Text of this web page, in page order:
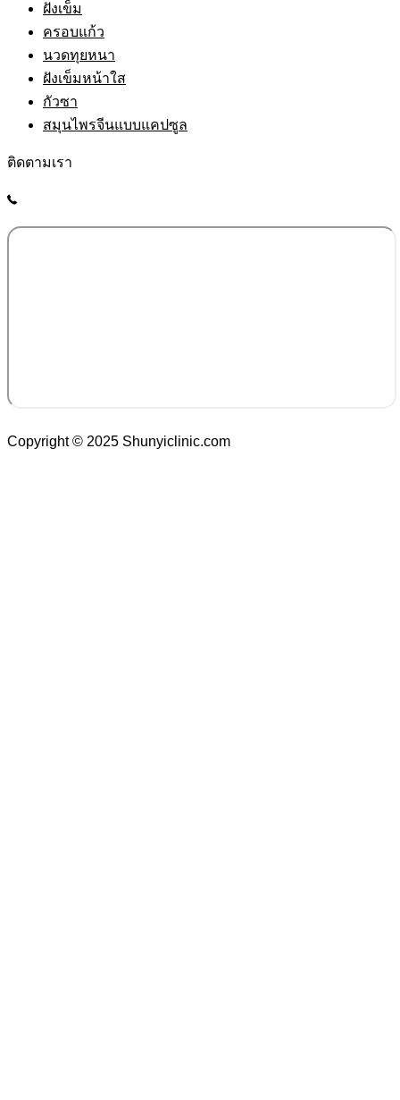
ฝังเข็ม
ครอบแก้ว
นวดทุยหนา
ฝังเข็มหน้าใส
กัวซา
สมุนไพรจีนแบบแคปซูล
ติดตามเรา
Copyright © 2025 Shunyiclinic.com